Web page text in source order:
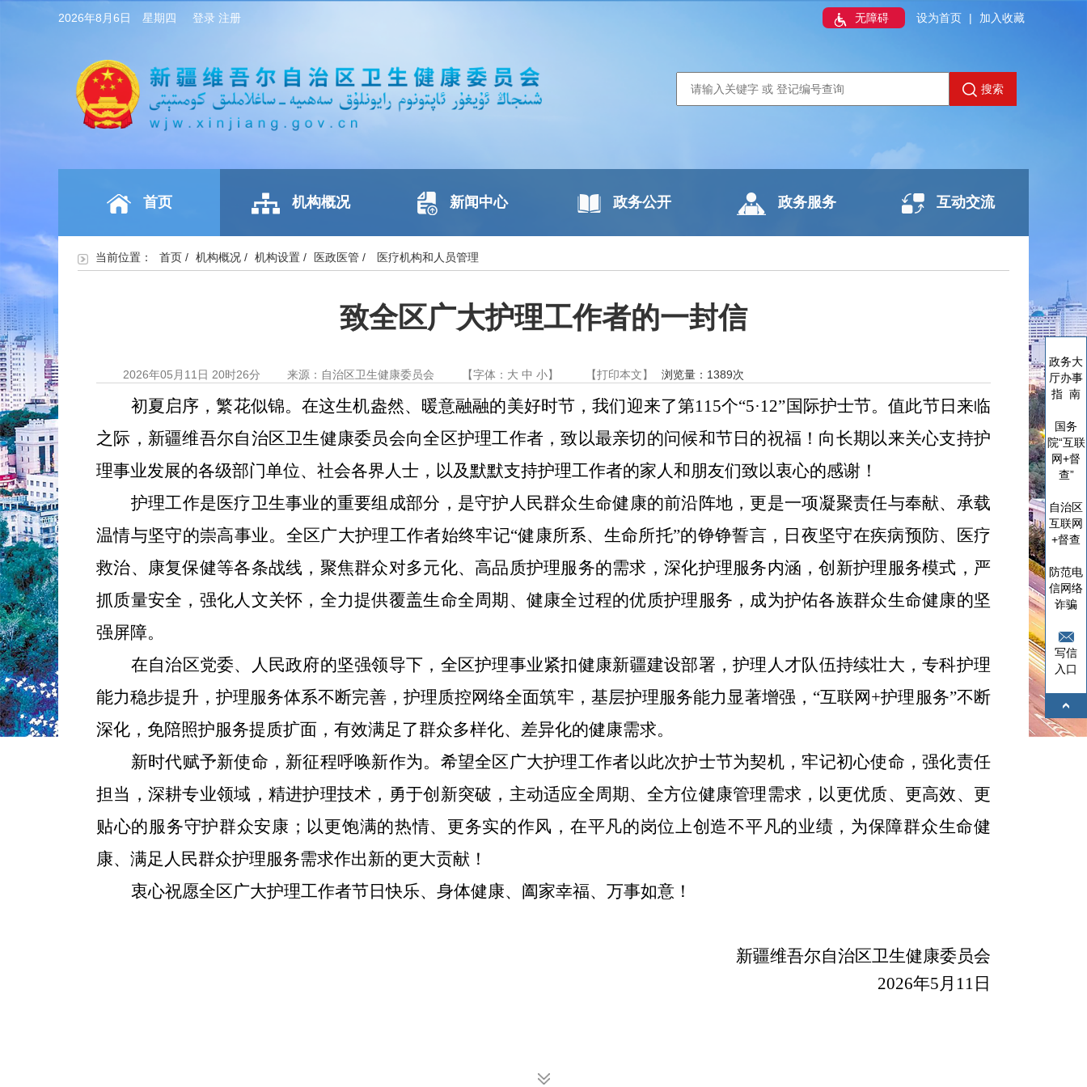
2026年8月6日 星期四 无障碍 设为首页 | 加入收藏
登录 注册
搜索
首页 机构概况 新闻中心 政务公开 政务服务 互动交流
当前位置： 首页 / 机构概况 / 机构设置 / 医政医管 / 医疗机构和人员管理
致全区广大护理工作者的一封信
2026年05月11日 20时26分 来源：自治区卫生健康委员会 【字体： 大 中 小】 【打印本文】 浏览量： 1389次
初夏启序，繁花似锦。在这生机盎然、暖意融融的美好时节，我们迎来了第115个“5·12”国际护士节。值此节日来临
之际，新疆维吾尔自治区卫生健康委员会向全区护理工作者，致以最亲切的问候和节日的祝福！向长期以来关心支持护
理事业发展的各级部门单位、社会各界人士，以及默默支持护理工作者的家人和朋友们致以衷心的感谢！
护理工作是医疗卫生事业的重要组成部分，是守护人民群众生命健康的前沿阵地，更是一项凝聚责任与奉献、承载
温情与坚守的崇高事业。全区广大护理工作者始终牢记“健康所系、生命所托”的铮铮誓言，日夜坚守在疾病预防、医疗
救治、康复保健等各条战线，聚焦群众对多元化、高品质护理服务的需求，深化护理服务内涵，创新护理服务模式，严
抓质量安全，强化人文关怀，全力提供覆盖生命全周期、健康全过程的优质护理服务，成为护佑各族群众生命健康的坚
强屏障。
在自治区党委、人民政府的坚强领导下，全区护理事业紧扣健康新疆建设部署，护理人才队伍持续壮大，专科护理
能力稳步提升，护理服务体系不断完善，护理质控网络全面筑牢，基层护理服务能力显著增强， “互联网+护理服务”不断
深化，免陪照护服务提质扩面，有效满足了群众多样化、差异化的健康需求。
新时代赋予新使命，新征程呼唤新作为。希望全区广大护理工作者以此次护士节为契机，牢记初心使命，强化责任
担当，深耕专业领域，精进护理技术，勇于创新突破，主动适应全周期、全方位健康管理需求，以更优质、更高效、更
贴心的服务守护群众安康；以更饱满的热情、更务实的作风，在平凡的岗位上创造不平凡的业绩，为保障群众生命健
康、满足人民群众护理服务需求作出新的更大贡献！
衷心祝愿全区广大护理工作者节日快乐、身体健康、阖家幸福、万事如意！
新疆维吾尔自治区卫生健康委员会
2026年5月 11 日
扫一扫在手机打开当前页
政务大
厅办事
指 南
国务
院“互联
网+督
查”
自治区
互联网
+督查
防范电
信网络
诈骗
写信
入口